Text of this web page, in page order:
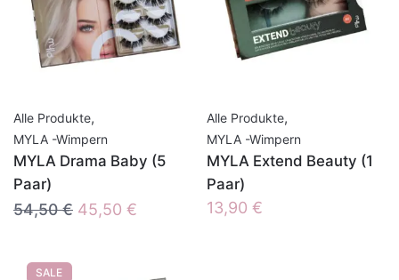
Alle Produkte,
MYLA -Wimpern
MYLA Drama Baby (5
Paar)
54,50€ Ursprünglicher
45,50 €
Alle Produkte,
MYLA -Wimpern
MYLA Extend Beauty (1
Paar)
13,90 €
SALE